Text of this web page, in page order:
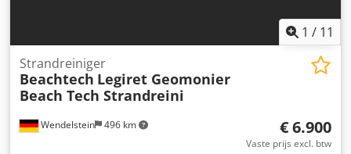
1 / 11
Wendelstein 496 km
Strandreiniger
Beachtech Legiret Geomonier
Beach Tech Strandreini
€ 6.900
Vaste prijs excl. btw